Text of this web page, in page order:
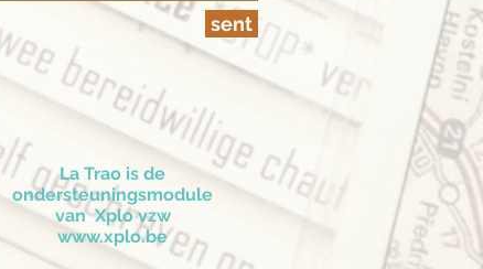
sent
La Trao is de
ondersteuningsmodule
van Xplo vzw
www.xplo.be